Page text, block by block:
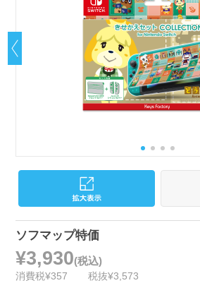
ソフマップ特価
¥3,930(税込)
消費税¥357 税抜¥3,573